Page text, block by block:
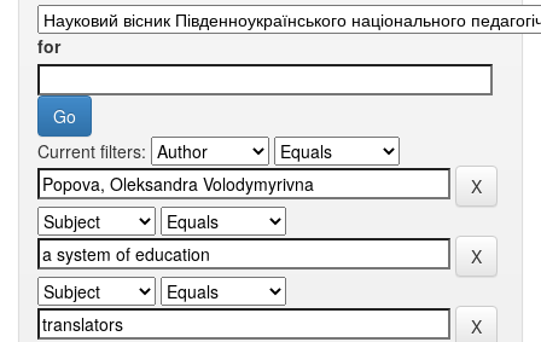
for
Current filters: